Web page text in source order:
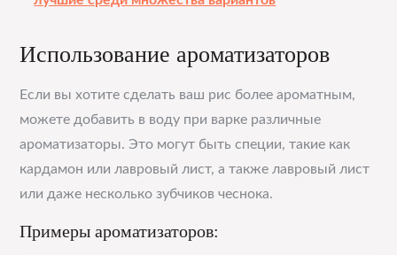
Использование ароматизаторов
Если вы хотите сделать ваш рис более ароматным,
можете добавить в воду при варке различные
ароматизаторы. Это могут быть специи, такие как
кардамон или лавровый лист, а также лавровый лист
или даже несколько зубчиков чеснока.
Примеры ароматизаторов: